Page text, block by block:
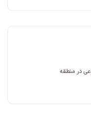
در منطقه